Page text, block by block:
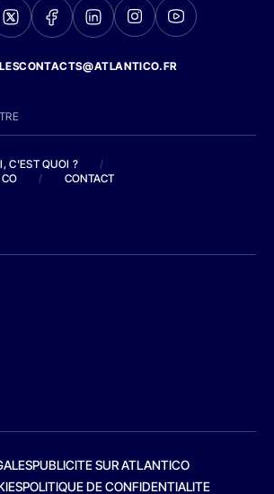
C'EST QUOI ?
/
/ CONTACT
PUBLICITE SUR ATLANTICO
POLITIQUE DE CONFIDENTIALITE